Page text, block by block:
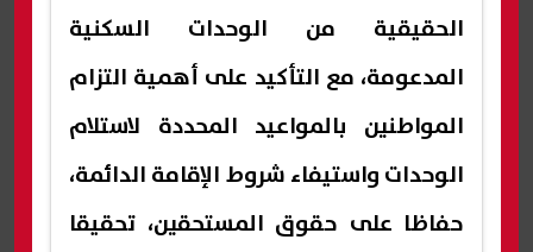
الحقيقية من الوحدات السكنية
المدعومة، مع التأكيد على أهمية التزام
المواطنين بالمواعيد المحددة لاستلام
الوحدات واستيفاء شروط الإقامة الدائمة،
حفاظا على حقوق المستحقين، تحقيقا